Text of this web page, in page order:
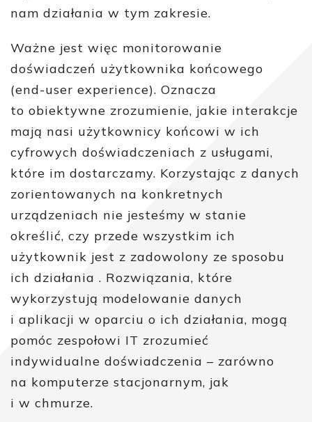
nam działania w tym zakresie.
Ważne jest więc monitorowanie
doświadczeń użytkownika końcowego
(end-user experience). Oznacza
to obiektywne zrozumienie, jakie interakcje
mają nasi użytkownicy końcowi w ich
cyfrowych doświadczeniach z usługami,
które im dostarczamy. Korzystając z danych
zorientowanych na konkretnych
urządzeniach nie jesteśmy w stanie
określić, czy przede wszystkim ich
użytkownik jest z zadowolony ze sposobu
ich działania . Rozwiązania, które
wykorzystują modelowanie danych
i aplikacji w oparciu o ich działania, mogą
pomóc zespołowi IT zrozumieć
indywidualne doświadczenia – zarówno
na komputerze stacjonarnym, jak
i w chmurze.